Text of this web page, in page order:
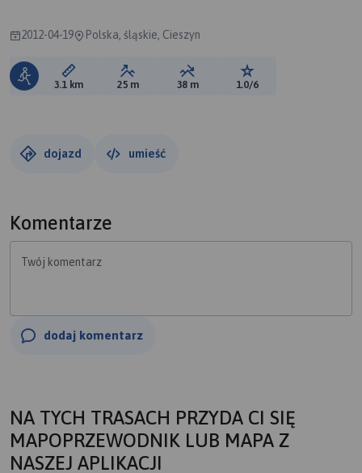
2012-04-19 Polska, śląskie, Cieszyn
Długość trasy:
3.1 km Suma przewyższeń:
25 m Suma spadków:
38 m Ocena trasy:
1.0/6
dojazd umieść
Komentarze
Twój komentarz
dodaj komentarz
NA TYCH TRASACH PRZYDA CI SIĘ
MAPOPRZEWODNIK LUB MAPA Z
NASZEJ APLIKACJI